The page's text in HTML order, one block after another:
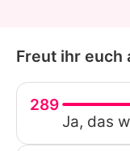
Freut ihr euch
289
Ja, das